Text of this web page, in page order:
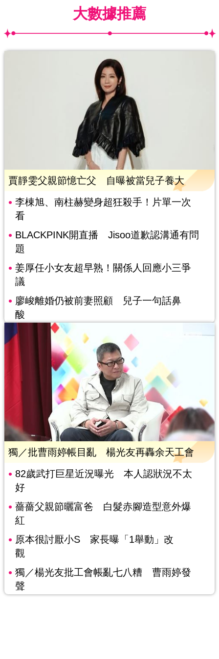
大數據推薦
賈靜雯父親節憶亡父 自曝被當兒子養大
李棟旭、南柱赫變身超狂殺手！片單一次
看
BLACKPINK開直播 Jisoo道歉認溝通有問
題
姜厚任小女友超早熟！關係人回應小三爭
議
廖峻離婚仍被前妻照顧 兒子一句話鼻
酸
獨／批曹雨婷帳目亂 楊光友再轟余天工會
82歲武打巨星近況曝光 本人認狀況不太
好
薔薔父親節曬富爸 白髮赤腳造型意外爆
紅
原本很討厭小S 家長曝「1舉動」改
觀
獨／楊光友批工會帳亂七八糟 曹雨婷發
聲